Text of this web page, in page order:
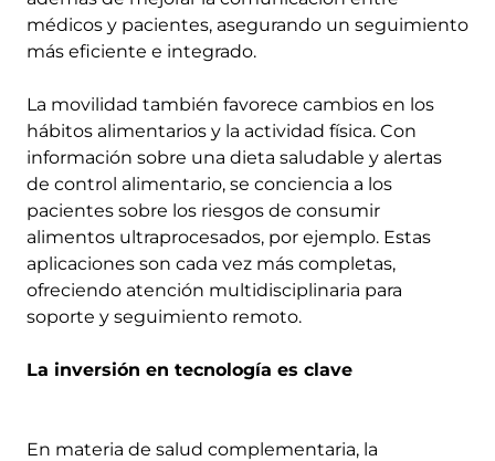
médicos y pacientes, asegurando un seguimiento
más eficiente e integrado.
La movilidad también favorece cambios en los
hábitos alimentarios y la actividad física. Con
información sobre una dieta saludable y alertas
de control alimentario, se conciencia a los
pacientes sobre los riesgos de consumir
alimentos ultraprocesados, por ejemplo. Estas
aplicaciones son cada vez más completas,
ofreciendo atención multidisciplinaria para
soporte y seguimiento remoto.
La inversión en tecnología es clave
En materia de salud complementaria, la